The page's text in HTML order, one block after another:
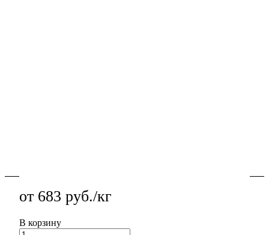
от 683 руб./кг
В корзину